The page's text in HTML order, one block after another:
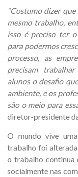
“Costumo dizer
mesmo trabalho,
isso é preciso ter o
para podermos
processo, as
precisam
alunos o desafio
ambiente, e os
são o meio para
diretor-presidente
O mundo vive
trabalho foi
o trabalho continua
socialmente nas